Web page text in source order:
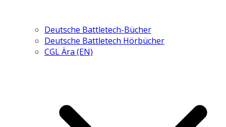
Deutsche Battletech-Bücher
Deutsche Battletech Hörbücher
CGL Ära (EN)